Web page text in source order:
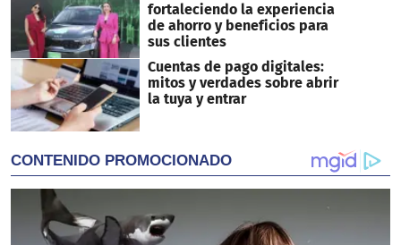
fortaleciendo la experiencia
de ahorro y beneficios para
sus clientes
Cuentas de pago digitales:
mitos y verdades sobre abrir
la tuya y entrar